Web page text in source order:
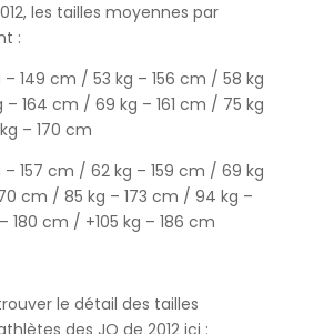
les tailles moyennes par
:
149 cm / 53 kg – 156 cm / 58 kg
– 164 cm / 69 kg – 161 cm / 75 kg
– 170 cm
157 cm / 62 kg – 159 cm / 69 kg
cm / 85 kg – 173 cm / 94 kg –
180 cm / +105 kg – 186 cm
le détail des tailles
des JO de 2012 ici :